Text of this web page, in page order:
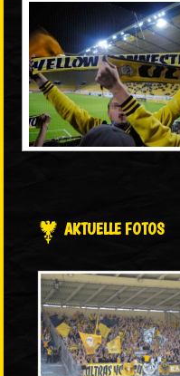
AKTUELLE FOTOS